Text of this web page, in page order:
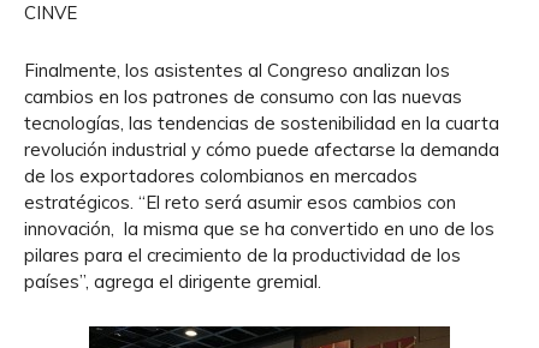
CINVE
Finalmente, los asistentes al Congreso analizan los
cambios en los patrones de consumo con las nuevas
tecnologías, las tendencias de sostenibilidad en la cuarta
revolución industrial y cómo puede afectarse la demanda
de los exportadores colombianos en mercados
estratégicos. “El reto será asumir esos cambios con
innovación, la misma que se ha convertido en uno de los
pilares para el crecimiento de la productividad de los
países”, agrega el dirigente gremial.